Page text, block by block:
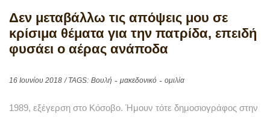
Δεν μεταβάλλω τις απόψεις μου σε
κρίσιμα θέματα για την πατρίδα, επειδή
φυσάει ο αέρας ανάποδα
16 Ιουνίου 2018 / TAGS: Βουλή μακεδονικό ομιλία
1989, εξέγερση στο Κόσοβο. Ήμουν τότε δημοσιογράφος στην